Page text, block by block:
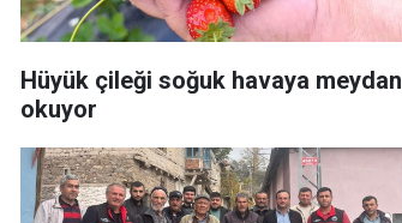
Hüyük çileği soğuk havaya meydan
okuyor